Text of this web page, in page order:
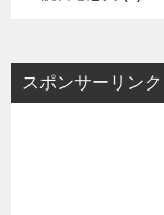
スポンサーリンク